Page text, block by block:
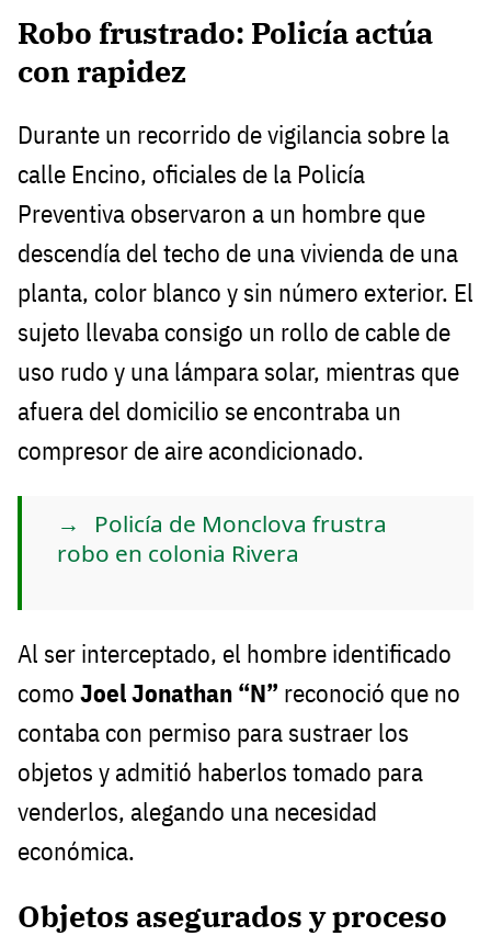
Robo frustrado: Policía actúa
con rapidez
Durante un recorrido de vigilancia sobre la
calle Encino, oficiales de la Policía
Preventiva observaron a un hombre que
descendía del techo de una vivienda de una
planta, color blanco y sin número exterior. El
sujeto llevaba consigo un rollo de cable de
uso rudo y una lámpara solar, mientras que
afuera del domicilio se encontraba un
compresor de aire acondicionado.
Policía de Monclova frustra
robo en colonia Rivera
Al ser interceptado, el hombre identificado
como Joel Jonathan “N” reconoció que no
contaba con permiso para sustraer los
objetos y admitió haberlos tomado para
venderlos, alegando una necesidad
económica.
Objetos asegurados y proceso